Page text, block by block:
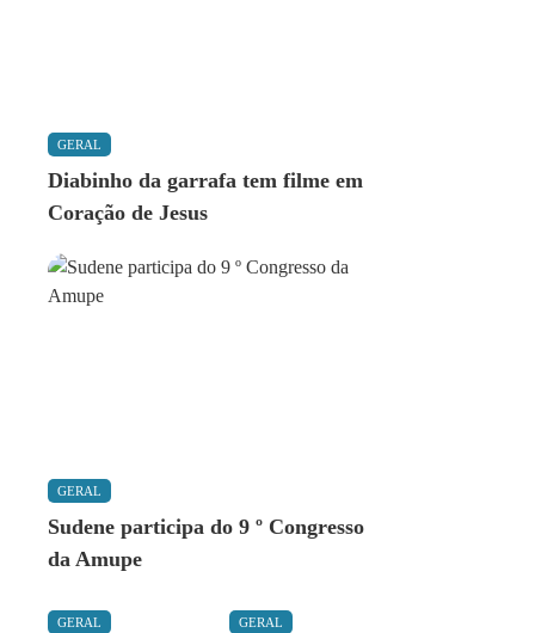
GERAL
Diabinho da garrafa tem filme em
Coração de Jesus
GERAL
Sudene participa do 9 º Congresso
da Amupe
GERAL GERAL